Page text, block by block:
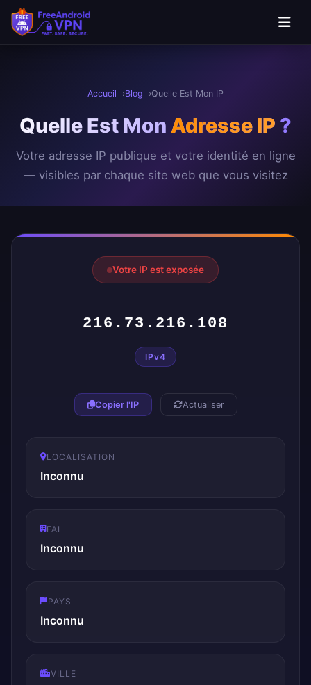
Aller au contenu principal
Accueil Blog Quelle Est Mon IP
Quelle Est Mon Adresse IP ?
Votre adresse IP publique et votre identité en ligne
— visibles par chaque site web que vous visitez
Résultat de votre adresse IP
Votre IP est exposée
216.73.216.108
IPv4
Copier l'IP Actualiser
LOCALISATION
Inconnu
FAI
Inconnu
PAYS
Inconnu
VILLE